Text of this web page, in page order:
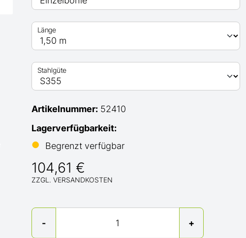
Länge
Stahlgüte
Artikelnummer: 52410
Lagerverfügbarkeit:
●
Begrenzt verfügbar
104,61 €
ZZGL. VERSANDKOSTEN
-
Menge
+